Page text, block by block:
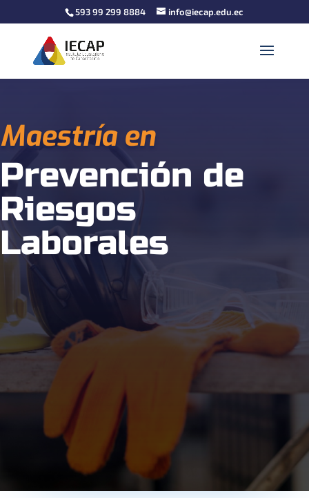
593 99 299 8884 info@iecap.edu.ec
Maestría en
Prevención de
Riesgos
Laborales